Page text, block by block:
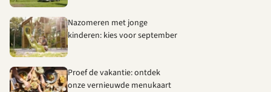
Nazomeren met jonge
kinderen: kies voor september
Proef de vakantie: ontdek
onze vernieuwde menukaart